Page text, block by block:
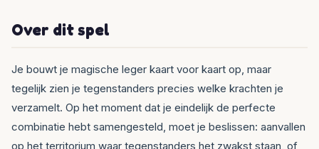
Over dit spel
Je bouwt je magische leger kaart voor kaart op, maar
tegelijk zien je tegenstanders precies welke krachten je
verzamelt. Op het moment dat je eindelijk de perfecte
combinatie hebt samengesteld, moet je beslissen: aanvallen
op het territorium waar tegenstanders het zwakst staan, of